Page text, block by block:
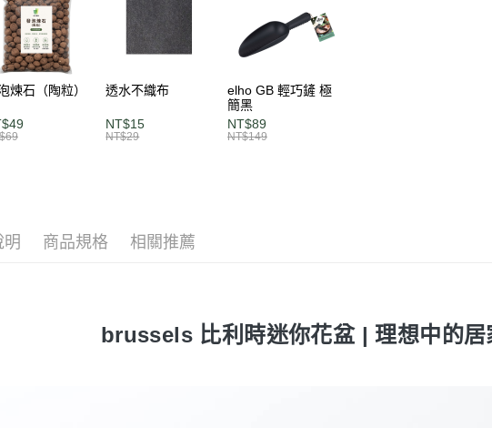
煉石（陶粒） 透水不織布
NT$15
NT$29
elho GB 輕巧鏟 極
簡黑
NT$89
NT$149
明 商品規格 相關推薦
brussels 比利時迷你花盆 | 理想中的居